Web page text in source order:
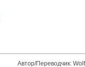
Автор/Переводчик: Wolf